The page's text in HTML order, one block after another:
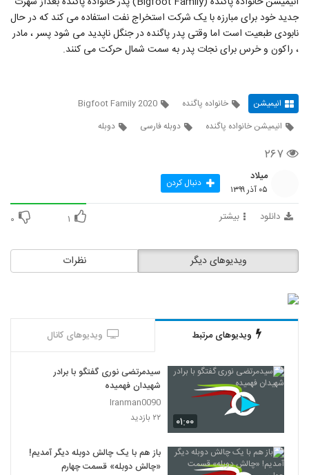
جدید خود برای مبارزه با یک شرکت استخراج نفت استفاده می کند که در حال
نابودی طبعیت است اما وقتی پدر پاگنده در جنگل ناپدید می شود پسر ، مادر
، راکون و خرس برای نجات پدر به سمت شمال حرکت می کنند.
انیمیشن خانواده پاگنده
Bigfoot Family 2020
انیمیشن خانواده پاگنده
دوبله فارسی دوبله
۲۶۷
میلاد
۰۵ آذر ۱۳۹۹ دنبال کردن
دانلود بیشتر ۱ ۰
نظرات ویدیوهای دیگر
ویدیوهای مرتبط ویدیوهای کانال
۰۱:۰۰
سیدمرتضی نوری گفتگو با برادر
شهیدان فهمیده
Iranman0090
۲۲ بازدید
باز هم با یک چالش دوبله دیگر آمدیم!
«چالش دوبله» قسمت چهارم